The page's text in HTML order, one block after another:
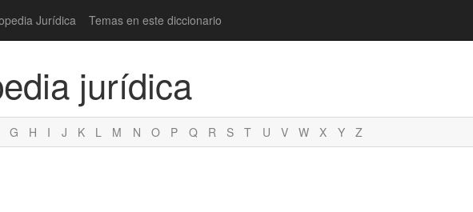
Jurídica Temas en este diccionario
jurídica
G H I J K L M N O P Q R S T U V W X Y Z